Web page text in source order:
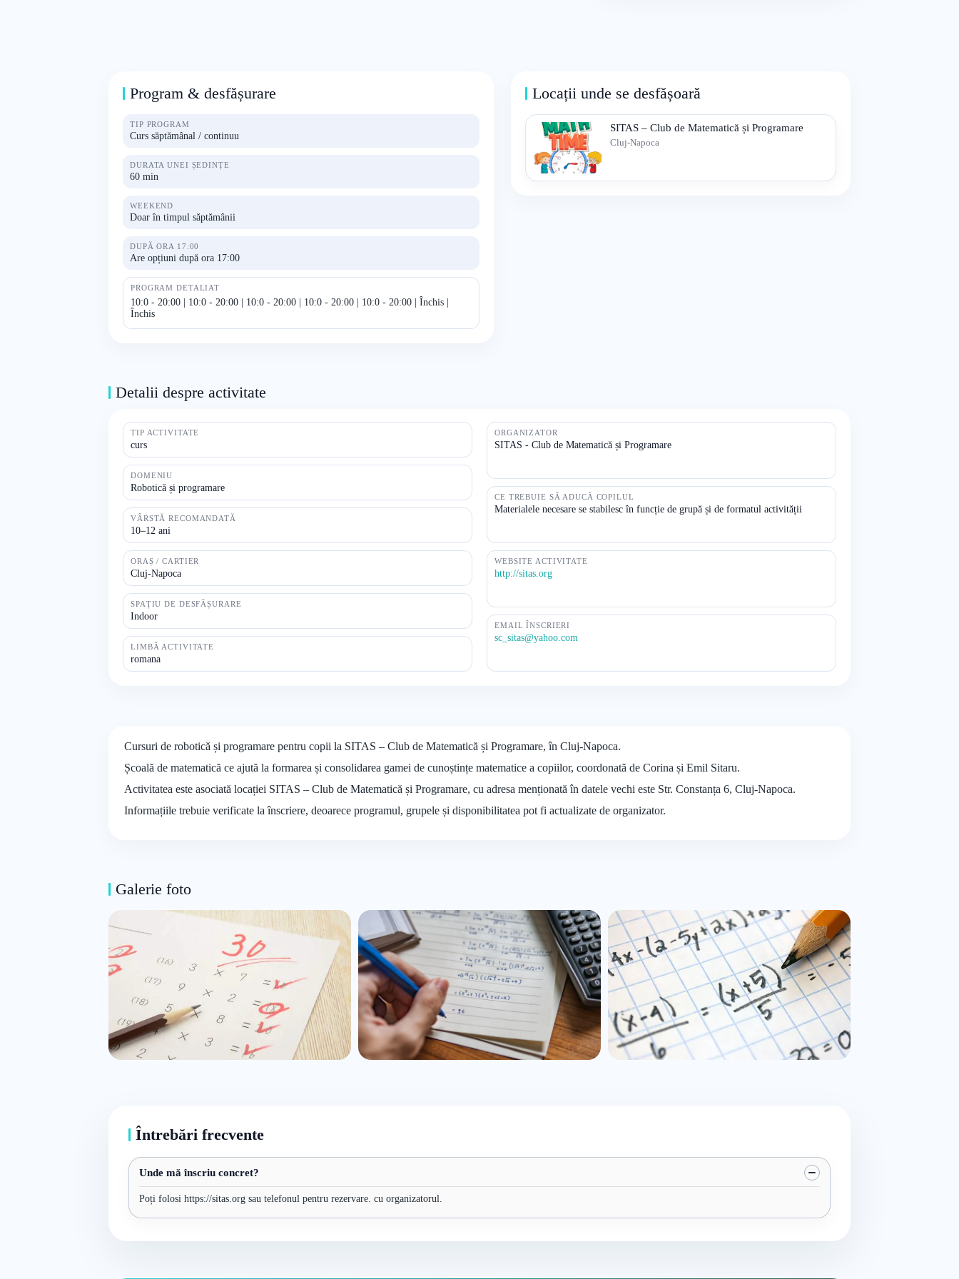
Program & desfășurare
TIP PROGRAM
Curs săptămânal / continuu
DURATA UNEI ȘEDINȚE
60 min
WEEKEND
Doar în timpul săptămânii
DUPĂ ORA 17:00
Are opțiuni după ora 17:00
PROGRAM DETALIAT
10:0 - 20:00 | 10:0 - 20:00 | 10:0 - 20:00 | 10:0 - 20:00 | 10:0 - 20:00 | Închis |
Închis
Locații unde se desfășoară
SITAS – Club de Matematică și Programare
Cluj-Napoca
Detalii despre activitate
TIP ACTIVITATE
curs
DOMENIU
Robotică și programare
VÂRSTĂ RECOMANDATĂ
10–12 ani
ORAȘ / CARTIER
Cluj-Napoca
SPAȚIU DE DESFĂȘURARE
Indoor
LIMBĂ ACTIVITATE
romana
ORGANIZATOR
SITAS - Club de Matematică și Programare
CE TREBUIE SĂ ADUCĂ COPILUL
Materialele necesare se stabilesc în funcție de grupă și de formatul activității
WEBSITE ACTIVITATE
http://sitas.org
EMAIL ÎNSCRIERI
sc_sitas@yahoo.com
Cursuri de robotică și programare pentru copii la SITAS – Club de Matematică și Programare, în Cluj-Napoca.
Școală de matematică ce ajută la formarea și consolidarea gamei de cunoștințe matematice a copiilor, coordonată de Corina și Emil Sitaru.
Activitatea este asociată locației SITAS – Club de Matematică și Programare, cu adresa menționată în datele vechi este Str. Constanța 6, Cluj-Napoca.
Informațiile trebuie verificate la înscriere, deoarece programul, grupele și disponibilitatea pot fi actualizate de organizator.
Galerie foto
Întrebări frecvente
Unde mă înscriu concret?
Poți folosi https://sitas.org sau telefonul pentru rezervare. cu organizatorul.